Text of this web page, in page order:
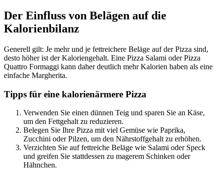
Der Einfluss von Belägen auf die
Kalorienbilanz
Generell gilt: Je mehr und je fettreichere Beläge auf der Pizza sind,
desto höher ist der Kaloriengehalt. Eine Pizza Salami oder Pizza
Quattro Formaggi kann daher deutlich mehr Kalorien haben als eine
einfache Margherita.
Tipps für eine kalorienärmere Pizza
Verwenden Sie einen dünnen Teig und sparen Sie an Käse,
um den Fettgehalt zu reduzieren.
Belegen Sie Ihre Pizza mit viel Gemüse wie Paprika,
Zucchini oder Pilzen, um den Nährstoffgehalt zu erhöhen.
Verzichten Sie auf fettreiche Beläge wie Salami oder Speck
und greifen Sie stattdessen zu magerem Schinken oder
Hähnchen.